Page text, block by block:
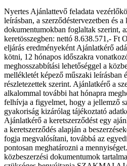
Nyertes Ajánlattevő feladata
leírásban, a szerződéstervezetben és a
dokumentumokban foglaltak szerint,
keretösszegben: nettó 8.638.571,- Ft
eljárás eredményeként Ajánlatkérő
kötni, 12 hónapos időszakra
meghosszabbítási lehetőséggel a
mellékletét képező műszaki leírásban
részletezettek szerint. Ajánlatkérő a
alkalommal további hat hónapra
felhívja a figyelmet, hogy a jellemző
gyakoriság kizárólag tájékoztató
Ajánlatkérő a keretszerződést egy
a keretszerződés alapján a
fogja megvalósítani, továbbá az
pontosan meghatározni a
közbeszerzési dokumentumok